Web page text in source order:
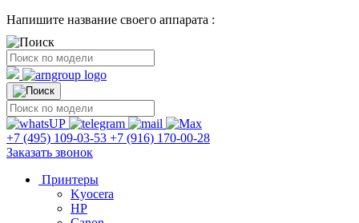
Напишите название своего аппарата :
+7 (495) 109-03-53 +7 (916) 170-00-28
Заказать звонок
Принтеры
Kyocera
HP